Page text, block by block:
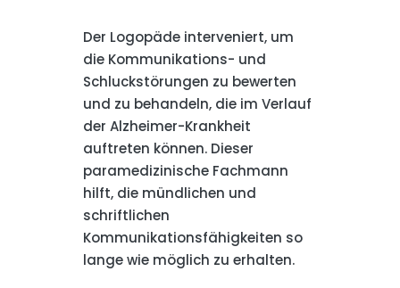
Der Logopäde interveniert, um
die Kommunikations- und
Schluckstörungen zu bewerten
und zu behandeln, die im Verlauf
der Alzheimer-Krankheit
auftreten können. Dieser
paramedizinische Fachmann
hilft, die mündlichen und
schriftlichen
Kommunikationsfähigkeiten so
lange wie möglich zu erhalten.